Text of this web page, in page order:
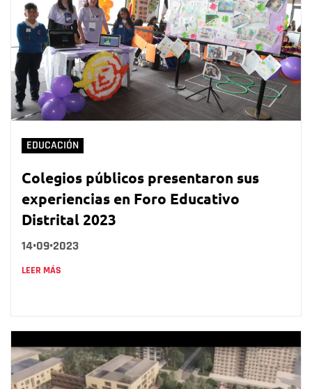
EDUCACIÓN
Colegios públicos presentaron sus
experiencias en Foro Educativo
Distrital 2023
14•09•2023
LEER MÁS